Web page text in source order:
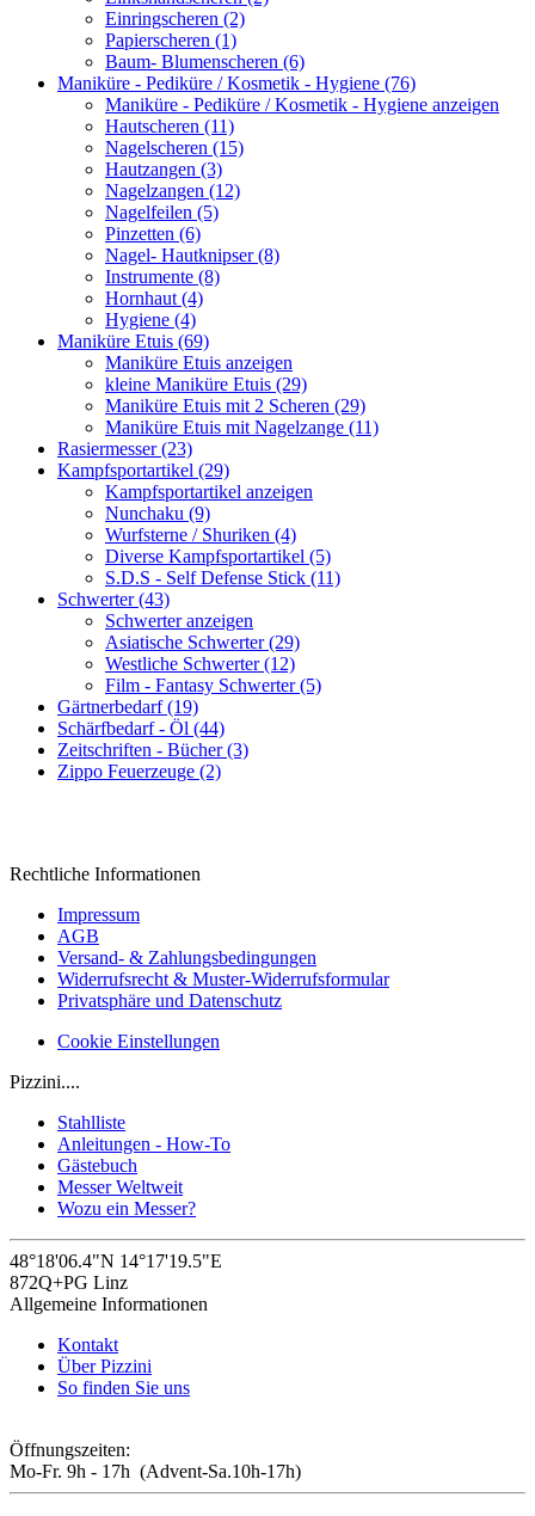
Einringscheren (2)
Papierscheren (1)
Baum- Blumenscheren (6)
Maniküre - Pediküre / Kosmetik - Hygiene (76)
Maniküre - Pediküre / Kosmetik - Hygiene anzeigen
Hautscheren (11)
Nagelscheren (15)
Hautzangen (3)
Nagelzangen (12)
Nagelfeilen (5)
Pinzetten (6)
Nagel- Hautknipser (8)
Instrumente (8)
Hornhaut (4)
Hygiene (4)
Maniküre Etuis (69)
Maniküre Etuis anzeigen
kleine Maniküre Etuis (29)
Maniküre Etuis mit 2 Scheren (29)
Maniküre Etuis mit Nagelzange (11)
Rasiermesser (23)
Kampfsportartikel (29)
Kampfsportartikel anzeigen
Nunchaku (9)
Wurfsterne / Shuriken (4)
Diverse Kampfsportartikel (5)
S.D.S - Self Defense Stick (11)
Schwerter (43)
Schwerter anzeigen
Asiatische Schwerter (29)
Westliche Schwerter (12)
Film - Fantasy Schwerter (5)
Gärtnerbedarf (19)
Schärfbedarf - Öl (44)
Zeitschriften - Bücher (3)
Zippo Feuerzeuge (2)
Rechtliche Informationen
Impressum
AGB
Versand- & Zahlungsbedingungen
Widerrufsrecht & Muster-Widerrufsformular
Privatsphäre und Datenschutz
Cookie Einstellungen
Pizzini....
Stahlliste
Anleitungen - How-To
Gästebuch
Messer Weltweit
Wozu ein Messer?
48°18'06.4"N 14°17'19.5"E
872Q+PG Linz
Allgemeine Informationen
Kontakt
Über Pizzini
So finden Sie uns
Öffnungszeiten:
Mo-Fr. 9h - 17h (Advent-Sa.10h-17h)